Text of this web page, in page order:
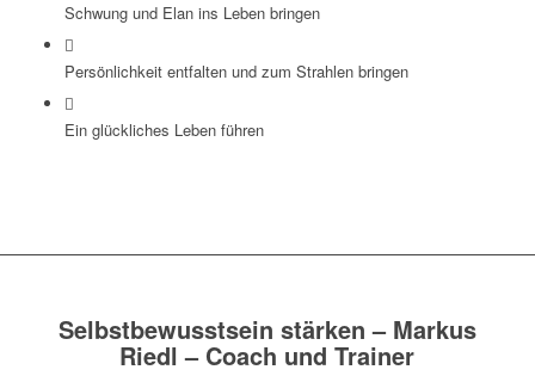
Schwung und Elan ins Leben bringen
Persönlichkeit entfalten und zum Strahlen bringen
Ein glückliches Leben führen
Selbstbewusstsein stärken – Markus
Riedl – Coach und Trainer